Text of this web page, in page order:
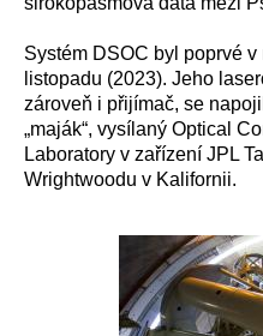
Systém DSOC byl poprvé
listopadu (2023). Jeho
zároveň i přijímač, se
„maják“, vysílaný Optical
Laboratory v zařízení JPL
Wrightwoodu v Kalifornii.